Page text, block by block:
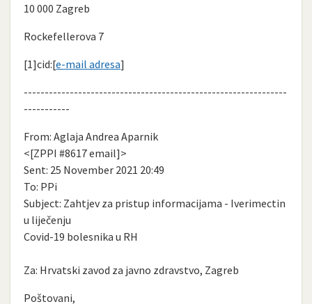
10 000 Zagreb
Rockefellerova 7
[1]cid:[e-mail adresa]
---------------------------------------------------------------
-----------
From: Aglaja Andrea Aparnik
<[ZPPI #8617 email]>
Sent: 25 November 2021 20:49
To: PPi
Subject: Zahtjev za pristup informacijama - Iverimectin
u liječenju
Covid-19 bolesnika u RH
Za: Hrvatski zavod za javno zdravstvo, Zagreb
Poštovani,